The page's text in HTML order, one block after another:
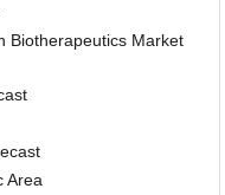
Biotherapeutics Market
Area